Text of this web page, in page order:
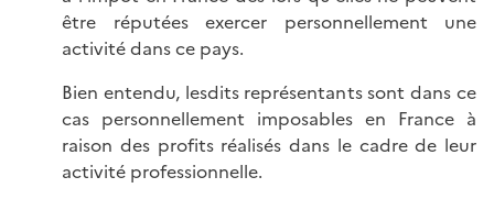
être réputées exercer personnellement une
activité dans ce pays.
Bien entendu, lesdits représentants sont dans ce
cas personnellement imposables en France à
raison des profits réalisés dans le cadre de leur
activité professionnelle.